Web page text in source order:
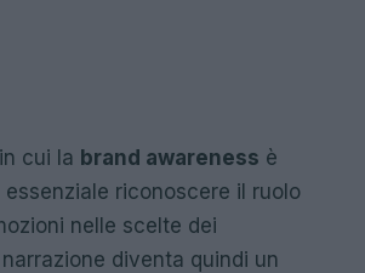
cui la brand awareness è
riconoscere il ruolo
nelle scelte dei
diventa quindi un